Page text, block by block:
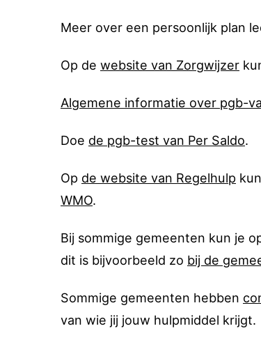
Meer over een persoonlijk plan
Op de website van Zorgwijzer
Algemene informatie over pgb-
Doe de pgb-test van Per Saldo.
Op de website van Regelhulp
WMO.
Bij sommige gemeenten kun je
dit is bijvoorbeeld zo bij de
Sommige gemeenten hebben
van wie jij jouw hulpmiddel krijgt.